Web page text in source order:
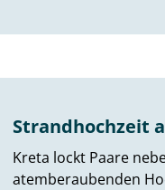
Strandhochzeit
Kreta lockt Paare
atemberaubenden